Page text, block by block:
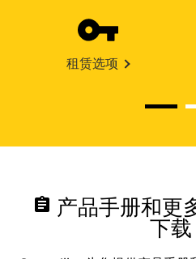
租赁选项
assignment 产品手册和更
下载